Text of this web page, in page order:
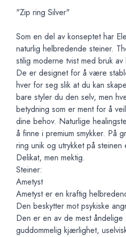
Description
"Zip ring Silver"
Som en del av konseptet har
naturlig helbredende steiner.
stilig moderne tvist med bruk av
De er designet for å være
hver for seg slik at du kan
bare styler du den selv, men
betydning som er ment for å
dine behov. Naturlige
å finne i premium smykker. På
ring unik og utrykket på
Delikat, men mektig.
Steiner:
Ametyst
Ametyst er en kraftig
Den beskytter mot psykiske
Den er en av de mest
guddommelig kjærlighet,